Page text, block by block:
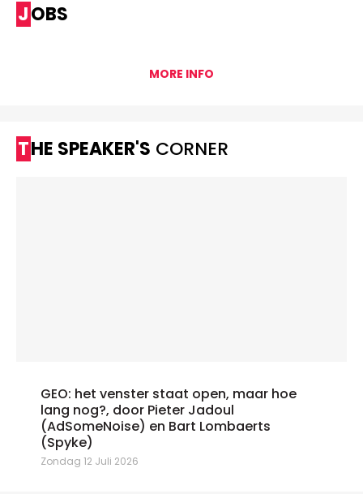
JOBS
MORE INFO
THE SPEAKER'S CORNER
GEO: het venster staat open, maar hoe
lang nog?, door Pieter Jadoul
(AdSomeNoise) en Bart Lombaerts
(Spyke)
Zondag 12 Juli 2026